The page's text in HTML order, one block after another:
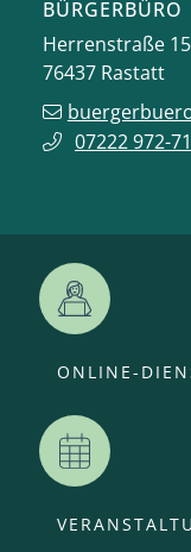
BÜRGERBÜRO
Herrenstraße 15
76437 Rastatt
07222 972-
ONLINE-